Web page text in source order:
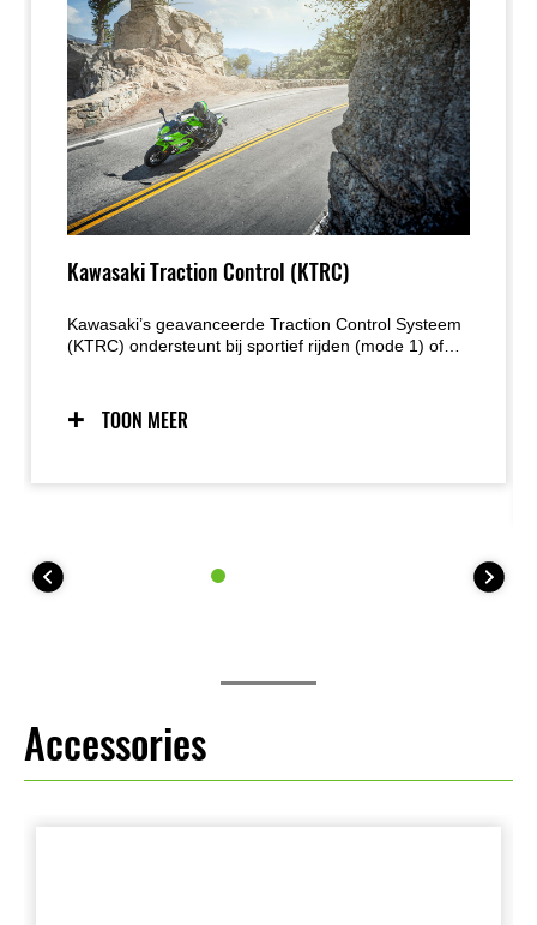
Kawasaki Traction Control (KTRC)
Kawasaki’s geavanceerde Traction Control Systeem
(KTRC) ondersteunt bij sportief rijden (mode 1) of
te schakelen. De 35kW (A2) versie is uitgerust met
één KTRC-modus en hiernaast ook volledig uit te
TOON MEER
Accessories